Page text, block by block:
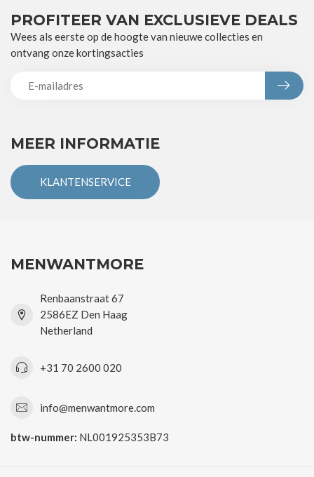
MEER INFORMATIE
KLANTENSERVICE
PROFITEER VAN EXCLUSIEVE DEALS
Wees als eerste op de hoogte van nieuwe collecties en
ontvang onze kortingsacties
MENWANTMORE
Renbaanstraat 67
2586EZ Den Haag
Netherland
+31 70 2600 020
info@menwantmore.com
btw-nummer: NL001925353B73